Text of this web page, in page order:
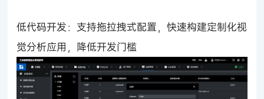
低代码开发：支持拖拉拽式配置，快速构建定制化视
觉分析应用，降低开发门槛